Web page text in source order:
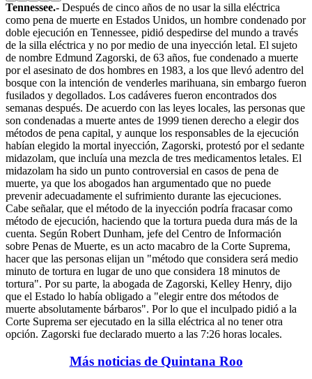
Tennessee.- Después de cinco años de no usar la silla eléctrica
como pena de muerte en Estados Unidos, un hombre condenado por
doble ejecución en Tennessee, pidió despedirse del mundo a través
de la silla eléctrica y no por medio de una inyección letal. El sujeto
de nombre Edmund Zagorski, de 63 años, fue condenado a muerte
por el asesinato de dos hombres en 1983, a los que llevó adentro del
bosque con la intención de venderles marihuana, sin embargo fueron
fusilados y degollados. Los cadáveres fueron encontrados dos
semanas después. De acuerdo con las leyes locales, las personas que
son condenadas a muerte antes de 1999 tienen derecho a elegir dos
métodos de pena capital, y aunque los responsables de la ejecución
habían elegido la mortal inyección, Zagorski, protestó por el sedante
midazolam, que incluía una mezcla de tres medicamentos letales. El
midazolam ha sido un punto controversial en casos de pena de
muerte, ya que los abogados han argumentado que no puede
prevenir adecuadamente el sufrimiento durante las ejecuciones.
Cabe señalar, que el método de la inyección podría fracasar como
método de ejecución, haciendo que la tortura pueda dura más de la
cuenta. Según Robert Dunham, jefe del Centro de Información
sobre Penas de Muerte, es un acto macabro de la Corte Suprema,
hacer que las personas elijan un "método que considera será medio
minuto de tortura en lugar de uno que considera 18 minutos de
tortura". Por su parte, la abogada de Zagorski, Kelley Henry, dijo
que el Estado lo había obligado a "elegir entre dos métodos de
muerte absolutamente bárbaros". Por lo que el inculpado pidió a la
Corte Suprema ser ejecutado en la silla eléctrica al no tener otra
opción. Zagorski fue declarado muerto a las 7:26 horas locales.
Más noticias de Quintana Roo